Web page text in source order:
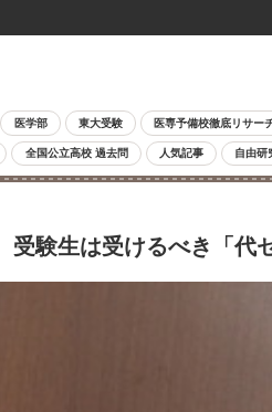
医学部 東大受験 医専予備校徹底リサー
全国公立高校 過去問 人気記事 自由研
受験生は受けるべき「